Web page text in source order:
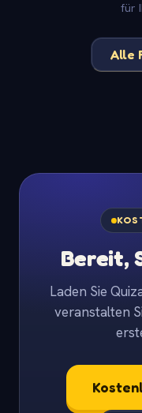
für
Alle
Bereit,
Laden Sie
veranstalten